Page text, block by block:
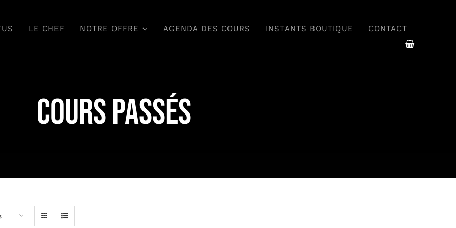
LE CHEF NOTRE OFFRE
cuisine à emporter,
Magnifier
Un service traiteur qui rend
AGENDA DES COURS INSTANTS BOUTIQUE CONTACT
Cours passés